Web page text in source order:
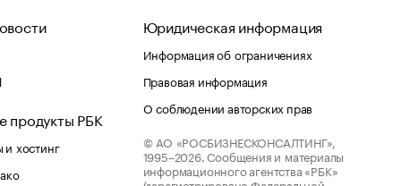
продукты РБК
хостинг
Юридическая информация
Информация об ограничениях
Правовая информация
О соблюдении авторских прав
© АО «РОСБИЗНЕСКОНСАЛТИНГ»,
1995–2026. Сообщения и материалы
информационного агентства «РБК»